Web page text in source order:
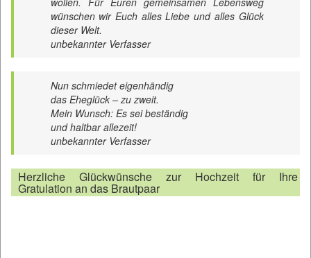
wünschen wir Euch alles Liebe und alles Glück
dieser Welt.
unbekannter Verfasser
Nun schmiedet eigenhändig
das Eheglück – zu zweit.
Mein Wunsch: Es sei beständig
und haltbar allezeit!
unbekannter Verfasser
Herzliche Glückwünsche zur Hochzeit für Ihre
Gratulation an das Brautpaar